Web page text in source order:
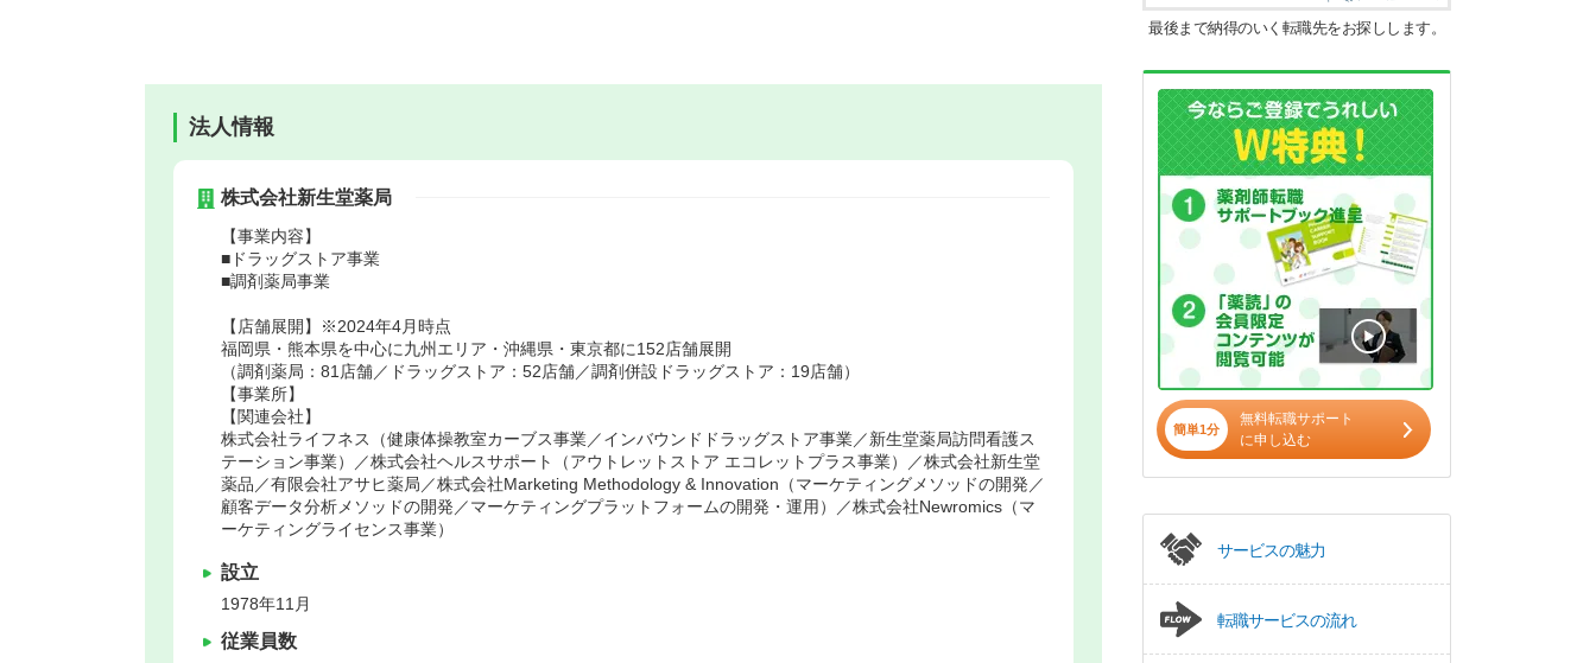
法人情報
株式会社新生堂薬局
【事業内容】
■ドラッグストア事業
■調剤薬局事業
【店舗展開】※2024年4月時点
福岡県・熊本県を中心に九州エリア・沖縄県・東京都に152店舗展開
（調剤薬局：81店舗／ドラッグストア：52店舗／調剤併設ドラッグストア：19店舗）
【事業所】
【関連会社】
株式会社ライフネス（健康体操教室カーブス事業／インバウンドドラッグストア事業／新生堂薬局訪問看護ス
テーション事業）／株式会社ヘルスサポート（アウトレットストア エコレットプラス事業）／株式会社新生堂
薬品／有限会社アサヒ薬局／株式会社Marketing Methodology & Innovation（マーケティングメソッドの開発／
顧客データ分析メソッドの開発／マーケティングプラットフォームの開発・運用）／株式会社Newromics（マ
ーケティングライセンス事業）
設立
1978年11月
従業員数
最後まで納得のいく転職先をお探しします。
簡単1分
無料転職サポート
に申し込む
サービスの魅力
転職サービスの流れ